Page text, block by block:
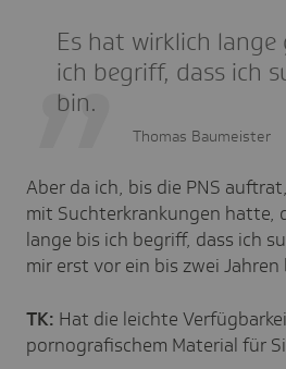
Es hat wirklich
ich begriff, dass ich
bin.
Thomas Baumeister
Aber da ich, bis die PNS
mit Suchterkrankungen hatte,
lange bis ich begriff, dass ich
mir erst vor ein bis zwei
TK: Hat die leichte
pornografischem Material für